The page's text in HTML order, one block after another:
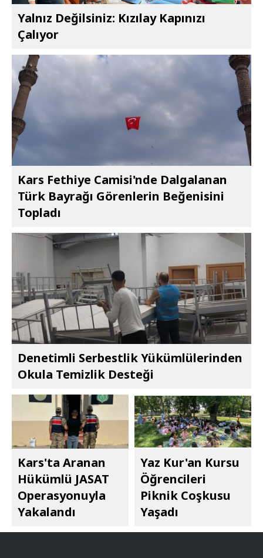
Yalnız Değilsiniz: Kızılay Kapınızı
Çalıyor
Kars Fethiye Camisi'nde Dalgalanan
Türk Bayrağı Görenlerin Beğenisini
Topladı
Denetimli Serbestlik Yükümlülerinden
Okula Temizlik Desteği
Kars'ta Aranan
Hükümlü JASAT
Operasyonuyla
Yakalandı
Yaz Kur'an Kursu
Öğrencileri
Piknik Coşkusu
Yaşadı